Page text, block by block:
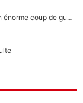
Victime de racisme contre Murray, Kyrgios pousse un énorme coup de gueule !